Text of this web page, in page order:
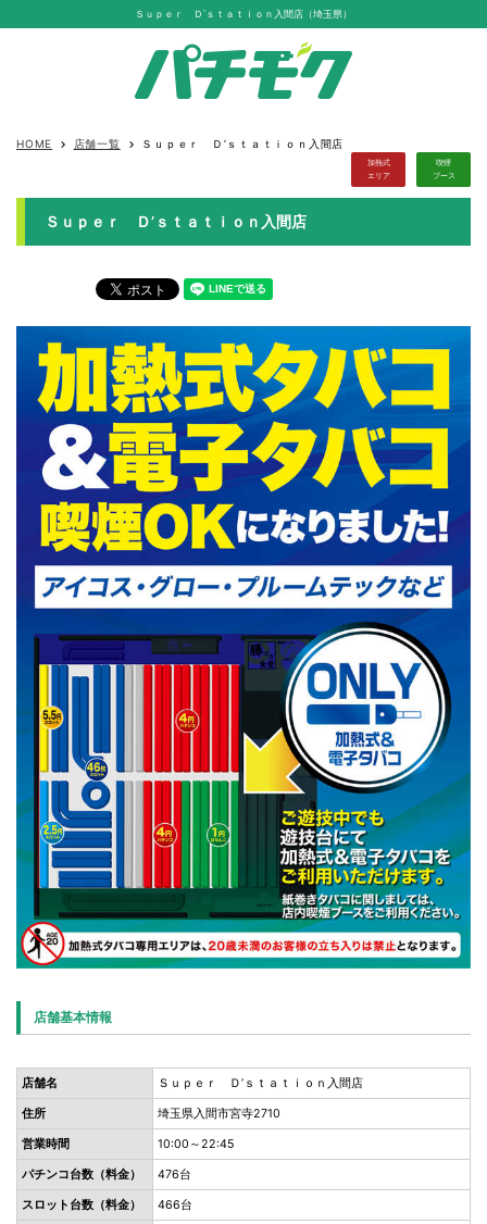
Ｓｕｐｅｒ Ｄ’ｓｔａｔｉｏｎ入間店（埼玉県）
HOME keyboard_arrow_right 店舗一覧 keyboard_arrow_right Ｓｕｐｅｒ Ｄ’ｓｔａｔｉｏｎ入間店
加熱式
エリア
喫煙
ブース
Ｓｕｐｅｒ Ｄ’ｓｔａｔｉｏｎ入間店
店舗基本情報
店舗名 Ｓｕｐｅｒ Ｄ’ｓｔａｔｉｏｎ入間店
住所 埼玉県入間市宮寺2710
営業時間 10:00～22:45
パチンコ台数（料金） 476台
スロット台数（料金） 466台